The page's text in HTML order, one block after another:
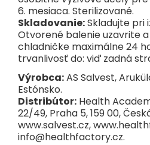
6. mesiaca. Sterilizované.
Skladovanie:Skladujte pri
Otvorené balenie uzavrite
chladničke maximálne 24
trvanlivosť do: viď zadná
Výrobca:AS Salvest,
Estónsko.
Distribútor: Health
22/49, Praha 5, 159 00,
www.salvest.cz,
info@healthfactory.cz.